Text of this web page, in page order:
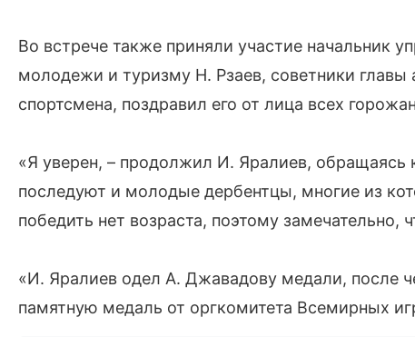
Во встрече также приняли участие начальник
молодежи и туризму Н. Рзаев, советники главы
спортсмена, поздравил его от лица всех
«Я уверен, – продолжил И. Яралиев,
последуют и молодые дербентцы, многие из
победить нет возраста, поэтому замечательно,
«И. Яралиев одел А. Джавадову медали, после
памятную медаль от оргкомитета Всемирных